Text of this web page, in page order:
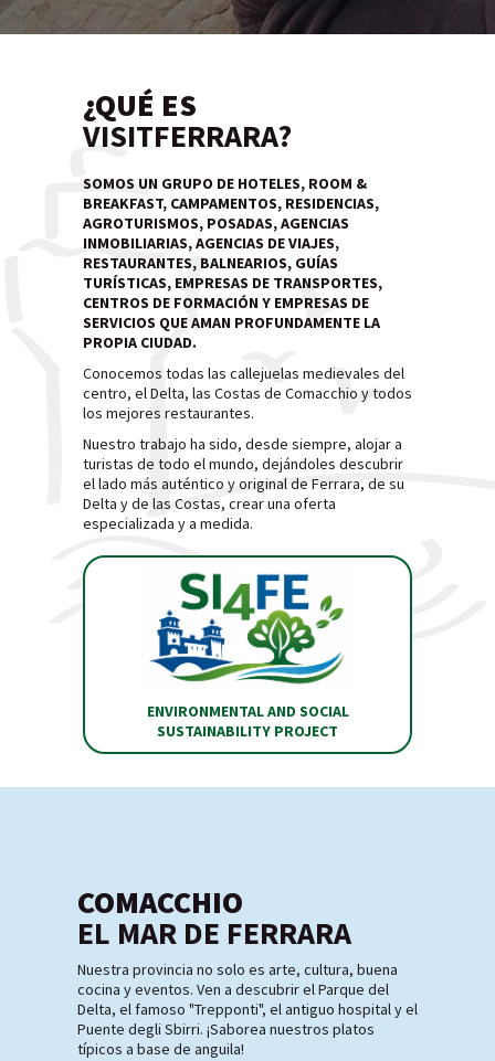
¿QUÉ ES
VISITFERRARA?
SOMOS UN GRUPO DE HOTELES, ROOM &
BREAKFAST, CAMPAMENTOS, RESIDENCIAS,
AGROTURISMOS, POSADAS, AGENCIAS
INMOBILIARIAS, AGENCIAS DE VIAJES,
RESTAURANTES, BALNEARIOS, GUÍAS
TURÍSTICAS, EMPRESAS DE TRANSPORTES,
CENTROS DE FORMACIÓN Y EMPRESAS DE
SERVICIOS QUE AMAN PROFUNDAMENTE LA
PROPIA CIUDAD.
Conocemos todas las callejuelas medievales del
centro, el Delta, las Costas de Comacchio y todos
los mejores restaurantes.
Nuestro trabajo ha sido, desde siempre, alojar a
turistas de todo el mundo, dejándoles descubrir
el lado más auténtico y original de Ferrara, de su
Delta y de las Costas, crear una oferta
especializada y a medida.
ENVIRONMENTAL AND SOCIAL
SUSTAINABILITY PROJECT
COMACCHIO
EL MAR DE FERRARA
Nuestra provincia no solo es arte, cultura, buena
cocina y eventos. Ven a descubrir el Parque del
Delta, el famoso "Trepponti", el antiguo hospital y el
Puente degli Sbirri. ¡Saborea nuestros platos
típicos a base de anguila!